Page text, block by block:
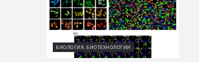
БИОЛОГИЯ, БИОТЕХНОЛОГИИ